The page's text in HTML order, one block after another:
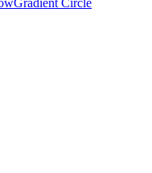
Gradient Circle